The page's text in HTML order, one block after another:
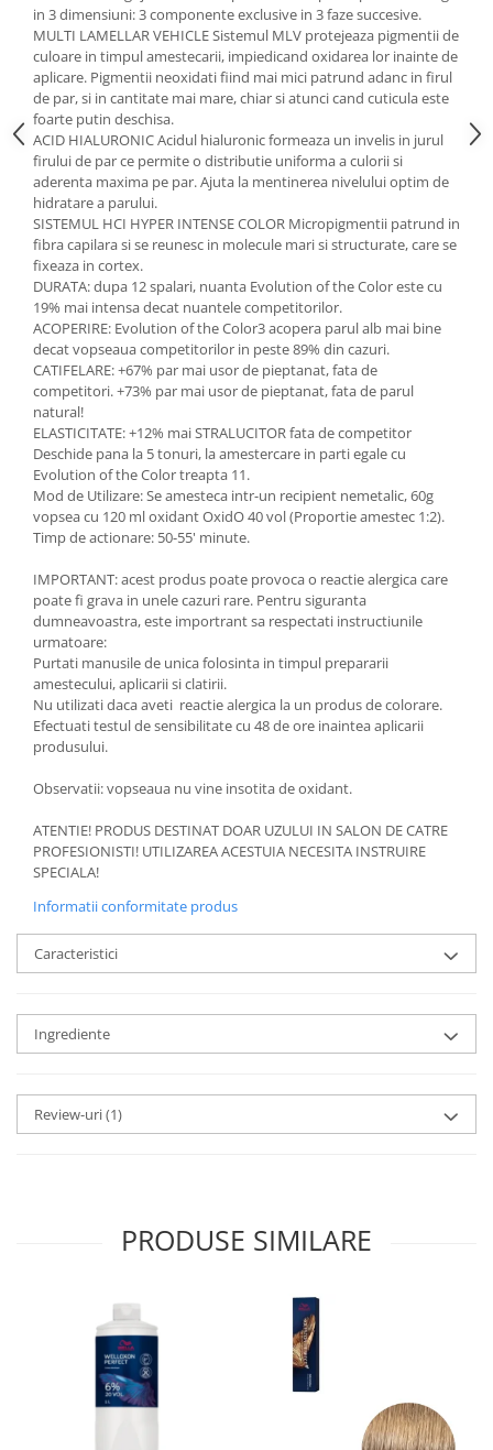
in 3 dimensiuni: 3 componente exclusive in 3 faze succesive.
MULTI LAMELLAR VEHICLE Sistemul MLV protejeaza pigmentii de
culoare in timpul amestecarii, impiedicand oxidarea lor inainte de
aplicare. Pigmentii neoxidati fiind mai mici patrund adanc in firul
de par, si in cantitate mai mare, chiar si atunci cand cuticula este
foarte putin deschisa.
ACID HIALURONIC Acidul hialuronic formeaza un invelis in jurul
firului de par ce permite o distributie uniforma a culorii si
aderenta maxima pe par. Ajuta la mentinerea nivelului optim de
hidratare a parului.
SISTEMUL HCI HYPER INTENSE COLOR Micropigmentii patrund in
fibra capilara si se reunesc in molecule mari si structurate, care se
fixeaza in cortex.
DURATA: dupa 12 spalari, nuanta Evolution of the Color este cu
19% mai intensa decat nuantele competitorilor.
ACOPERIRE: Evolution of the Color3 acopera parul alb mai bine
decat vopseaua competitorilor in peste 89% din cazuri.
CATIFELARE: +67% par mai usor de pieptanat, fata de
competitori. +73% par mai usor de pieptanat, fata de parul
natural!
ELASTICITATE: +12% mai STRALUCITOR fata de competitor
Deschide pana la 5 tonuri, la amestercare in parti egale cu
Evolution of the Color treapta 11.
Mod de Utilizare: Se amesteca intr-un recipient nemetalic, 60g
vopsea cu 120 ml oxidant OxidO 40 vol (Proportie amestec 1:2).
Timp de actionare: 50-55' minute.
IMPORTANT: acest produs poate provoca o reactie alergica care
poate fi grava in unele cazuri rare. Pentru siguranta
dumneavoastra, este importrant sa respectati instructiunile
urmatoare:
Purtati manusile de unica folosinta in timpul prepararii
amestecului, aplicarii si clatirii.
Nu utilizati daca aveti reactie alergica la un produs de colorare.
Efectuati testul de sensibilitate cu 48 de ore inaintea aplicarii
produsului.
Observatii: vopseaua nu vine insotita de oxidant.
ATENTIE! PRODUS DESTINAT DOAR UZULUI IN SALON DE CATRE
PROFESIONISTI! UTILIZAREA ACESTUIA NECESITA INSTRUIRE
SPECIALA!
Informatii conformitate produs
Caracteristici
Ingrediente
Review-uri(1)
PRODUSE SIMILARE